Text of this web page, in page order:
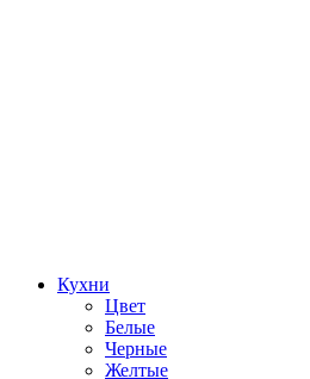
Кухни
Цвет
Белые
Черные
Желтые